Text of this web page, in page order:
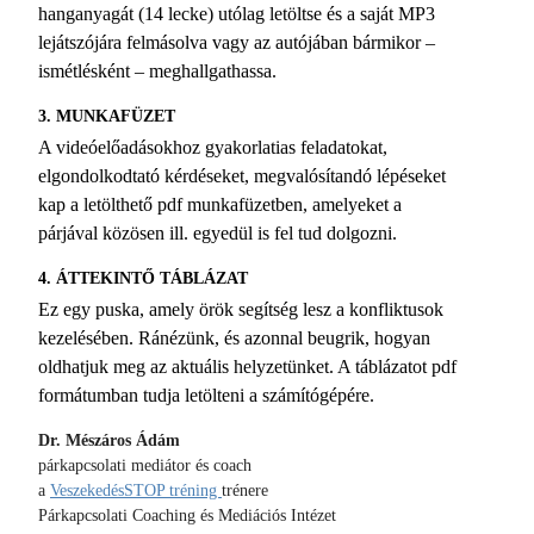
hanganyagát (14 lecke) utólag letöltse és a saját MP3
lejátszójára felmásolva vagy az autójában bármikor –
ismétlésként – meghallgathassa.
3. MUNKAFÜZET
A videóelőadásokhoz gyakorlatias feladatokat,
elgondolkodtató kérdéseket, megvalósítandó lépéseket
kap a letölthető pdf munkafüzetben, amelyeket a
párjával közösen ill. egyedül is fel tud dolgozni.
4. ÁTTEKINTŐ TÁBLÁZAT
Ez egy puska, amely örök segítség lesz a konfliktusok
kezelésében. Ránézünk, és azonnal beugrik, hogyan
oldhatjuk meg az aktuális helyzetünket. A táblázatot pdf
formátumban tudja letölteni a számítógépére.
Dr. Mészáros Ádám
párkapcsolati mediátor és coach
a VeszekedésSTOP tréning trénere
Párkapcsolati Coaching és Mediációs Intézet